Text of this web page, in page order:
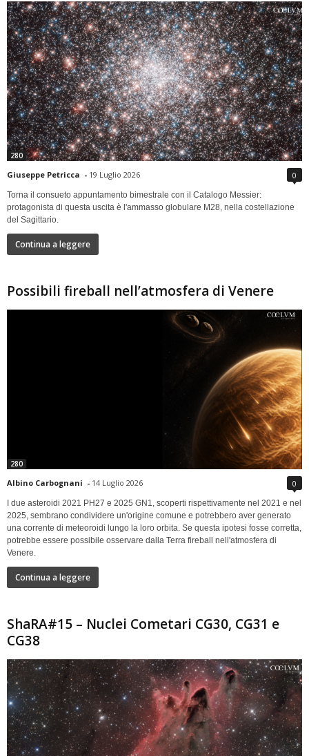
280
Giuseppe Petricca - 19 Luglio 2026 0
Torna il consueto appuntamento bimestrale con il Catalogo Messier:
protagonista di questa uscita è l'ammasso globulare M28, nella costellazione
del Sagittario.
Continua a leggere
Possibili fireball nell’atmosfera di Venere
280
Albino Carbognani - 14 Luglio 2026 0
I due asteroidi 2021 PH27 e 2025 GN1, scoperti rispettivamente nel 2021 e nel
2025, sembrano condividere un'origine comune e potrebbero aver generato
una corrente di meteoroidi lungo la loro orbita. Se questa ipotesi fosse corretta,
potrebbe essere possibile osservare dalla Terra fireball nell'atmosfera di
Venere.
Continua a leggere
ShaRA#15 – Nuclei Cometari CG30, CG31 e
CG38